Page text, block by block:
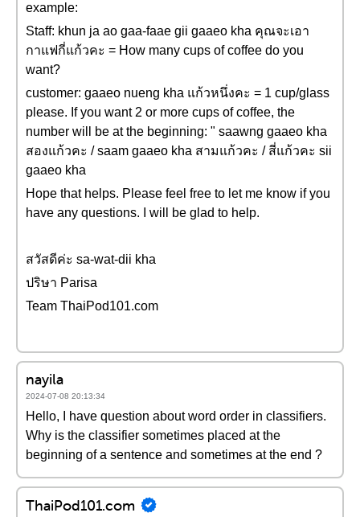
example:
Staff: khun ja ao gaa-faae gii gaaeo kha คุณจะเอา
กาแฟกี่แก้วคะ = How many cups of coffee do you
want?
customer: gaaeo nueng kha แก้วหนึ่งคะ = 1 cup/glass
please. If you want 2 or more cups of coffee, the
number will be at the beginning: " saawng gaaeo kha
สองแก้วคะ / saam gaaeo kha สามแก้วคะ / สี่แก้วคะ sii
gaaeo kha
Hope that helps. Please feel free to let me know if you
have any questions. I will be glad to help.
สวัสดีค่ะ sa-wat-dii kha
ปริษา Parisa
Team ThaiPod101.com
nayila
2024-07-08 20:13:34
Hello, I have question about word order in classifiers.
Why is the classifier sometimes placed at the
beginning of a sentence and sometimes at the end ?
ThaiPod101.com